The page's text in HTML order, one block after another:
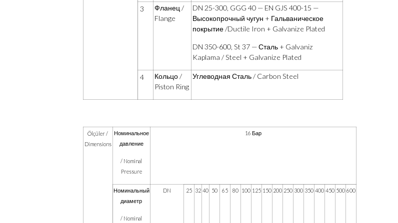
3
Фланец /
Flange
DN 25-300, GGG 40 — EN GJS 400-15 —
Высокопрочный чугун + Гальваническое
покрытие /Ductile Iron + Galvanize Plated
DN 350-600, St 37 —Сталь+ Galvaniz
Kaplama / Steel + Galvanize Plated
4
Кольцо /
Piston Ring
Углеводная Сталь / Carbon Steel
Ölçüler /
Dimensions
Номинальное
давление
/ Nominal
Pressure
16 Бар
Номинальный
диаметр
/ Nominal
DN 25 32 40 50 65 80 100 125 150 200 250 300 350 400 450 500 600